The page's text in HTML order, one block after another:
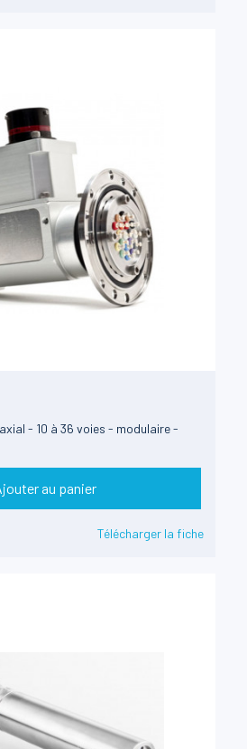
- 10 à 36 voies - modulaire -
au panier
Télécharger la fiche